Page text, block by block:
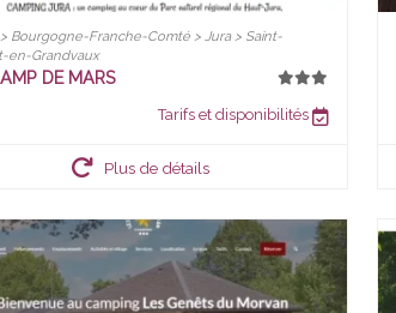
Bourgogne-Franche-Comté > Jura > Saint-
en-Grandvaux
DE MARS
Tarifs et disponibilités
Plus de détails